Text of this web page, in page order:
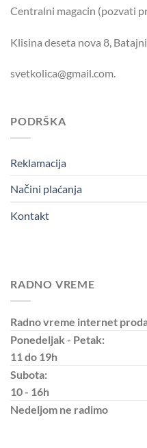
Centralni magacin (pozvati
Klisina deseta nova 8,
svetkolica@gmail.com.
PODRŠKA
Reklamacija
Načini plaćanja
Kontakt
RADNO VREME
Radno vreme internet
Ponedeljak - Petak:
11 do 19h
Subota:
10 - 16h
Nedeljom ne radimo